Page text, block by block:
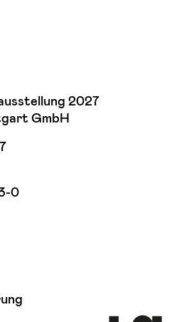
2027
GmbH
0